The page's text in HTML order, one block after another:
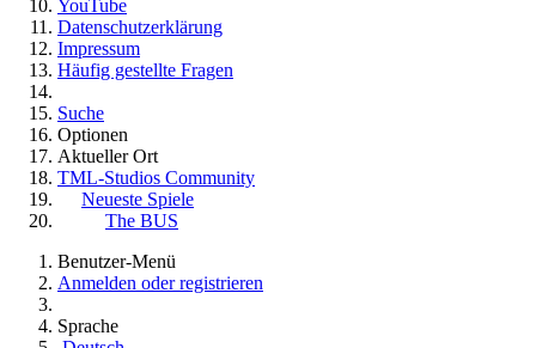
YouTube
Datenschutzerklärung
Impressum
Häufig gestellte Fragen
Suche
Optionen
Aktueller Ort
TML-Studios Community
Neueste Spiele
The BUS
Benutzer-Menü
Anmelden oder registrieren
Sprache